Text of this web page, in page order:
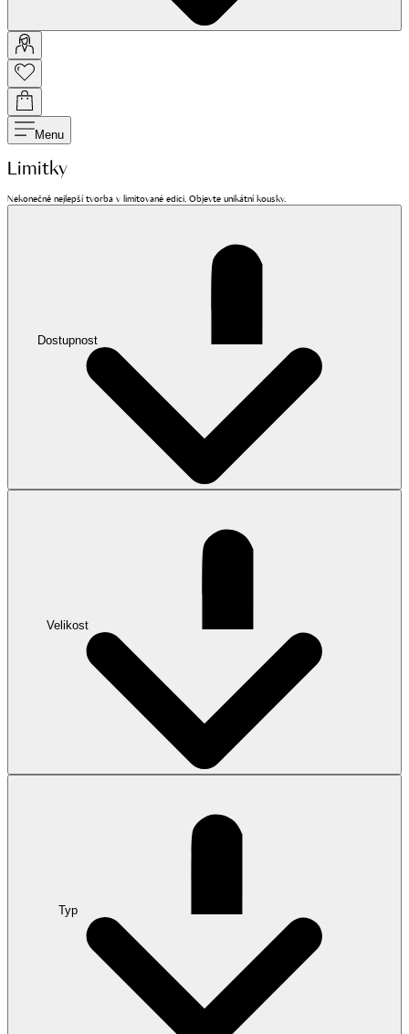
Menu
Limitky
Nekonečně nejlepší tvorba v limitované edici. Objevte unikátní kousky.
Dostupnost
Velikost
Typ